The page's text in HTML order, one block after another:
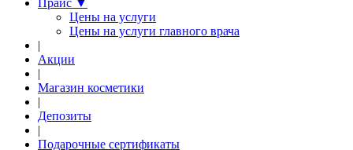
Прайс ▼
Цены на услуги
Цены на услуги главного врача
|
Акции
|
Магазин косметики
|
Депозиты
|
Подарочные сертификаты